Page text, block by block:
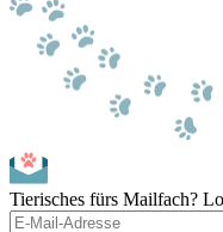
Tierisches fürs Mailfach?